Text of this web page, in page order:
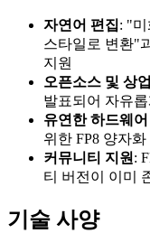
자연어 편집: "
스타일로 변환"
지원
오픈소스 및 상
발표되어 자유
유연한 하드웨
위한 FP8 양자
커뮤니티 지원:
티 버전이 이미
기술 사양